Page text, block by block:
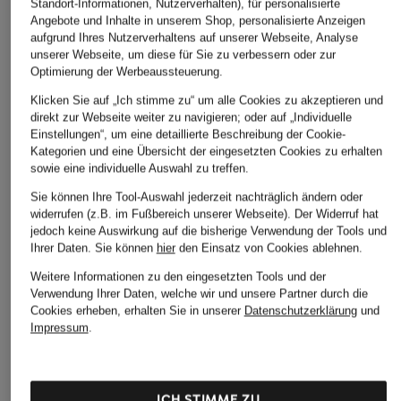
+Aktionsrabatt
ASICS
Laufschuhe GT-2000
109,99 €
+Aktionsrabatt
On
134,99 €
+Aktionsrabatt
saucony
Bestpreis:110,49 €
Standort-Informationen, Nutzerverhalten), für personalisierte
Angebote und Inhalte in unserem Shop, personalisierte Anzeigen
aufgrund Ihres Nutzerverhaltens auf unserer Webseite, Analyse
unserer Webseite, um diese für Sie zu verbessern oder zur
Optimierung der Werbeaussteuerung.
Klicken Sie auf „Ich stimme zu“ um alle Cookies zu akzeptieren und
direkt zur Webseite weiter zu navigieren; oder auf „Individuelle
Einstellungen“, um eine detaillierte Beschreibung der Cookie-
Kategorien und eine Übersicht der eingesetzten Cookies zu erhalten
sowie eine individuelle Auswahl zu treffen.
Sie können Ihre Tool-Auswahl jederzeit nachträglich ändern oder
widerrufen (z.B. im Fußbereich unserer Webseite). Der Widerruf hat
jedoch keine Auswirkung auf die bisherige Verwendung der Tools und
Ihrer Daten. Sie können hierden Einsatz von Cookies ablehnen.
Weitere Informationen zu den eingesetzten Tools und der
Verwendung Ihrer Daten, welche wir und unsere Partner durch die
Cookies erheben, erhalten Sie in unserer Datenschutzerklärungund
Impressum.